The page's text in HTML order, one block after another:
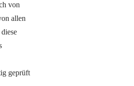
von
allen
geprüft